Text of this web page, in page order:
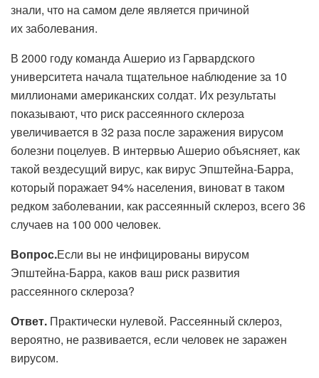
знали, что на самом деле является причиной
их заболевания.
В 2000 году команда Ашерио из Гарвардского
университета начала тщательное наблюдение за 10
миллионами американских солдат. Их результаты
показывают, что риск рассеянного склероза
увеличивается в 32 раза после заражения вирусом
болезни поцелуев. В интервью Ашерио объясняет, как
такой вездесущий вирус, как вирус Эпштейна-Барра,
который поражает 94% населения, виноват в таком
редком заболевании, как рассеянный склероз, всего 36
случаев на 100 000 человек.
Вопрос.Если вы не инфицированы вирусом
Эпштейна-Барра, каков ваш риск развития
рассеянного склероза?
Ответ. Практически нулевой. Рассеянный склероз,
вероятно, не развивается, если человек не заражен
вирусом.